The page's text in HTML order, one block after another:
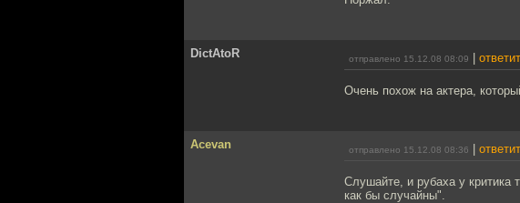
DictAtoR отправлено 15.12.08 08:09
Очень похож на актера,
Acevan отправлено 15.12.08 08:36
Слушайте, и рубаха у критика
как бы случайны".